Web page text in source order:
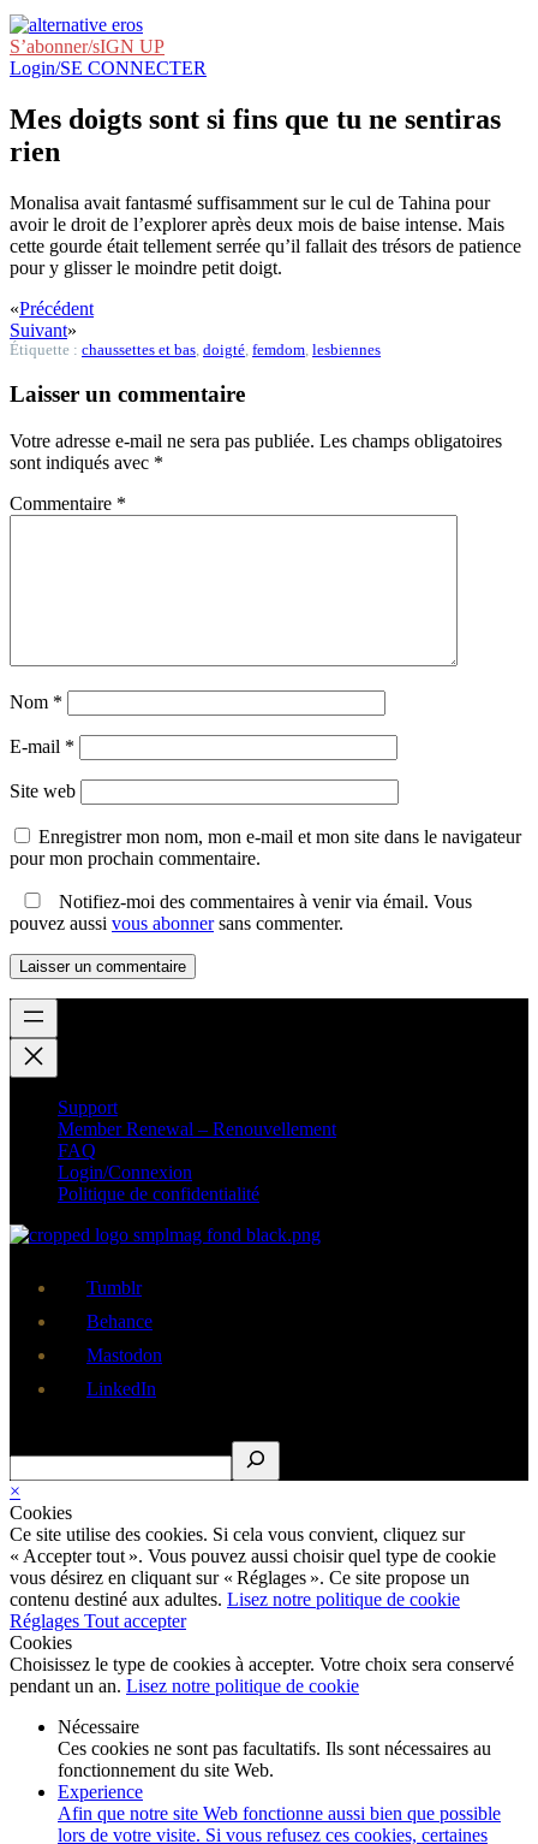
S’abonner/sIGN UP
Login/SE CONNECTER
Mes doigts sont si fins que tu ne sentiras
rien
Monalisa avait fantasmé suffisamment sur le cul de Tahina pour
avoir le droit de l’explorer après deux mois de baise intense. Mais
cette gourde était tellement serrée qu’il fallait des trésors de patience
pour y glisser le moindre petit doigt.
«Précédent
Suivant»
Étiquette : chaussettes et bas doigté femdom lesbiennes
Laisser un commentaire
Votre adresse e-mail ne sera pas publiée. Les champs obligatoires
sont indiqués avec *
Commentaire *
Nom *
E-mail *
Site web
Enregistrer mon nom, mon e-mail et mon site dans le navigateur
pour mon prochain commentaire.
Notifiez-moi des commentaires à venir via émail. Vous
pouvez aussi vous abonnersans commenter.
Support
Member Renewal – Renouvellement
FAQ
Login/Connexion
Politique de confidentialité
Tumblr
Behance
Mastodon
LinkedIn
×
Cookies
Ce site utilise des cookies. Si cela vous convient, cliquez sur
« Accepter tout ». Vous pouvez aussi choisir quel type de cookie
vous désirez en cliquant sur « Réglages ». Ce site propose un
contenu destiné aux adultes. Lisez notre politique de cookie
Réglages Tout accepter
Cookies
Choisissez le type de cookies à accepter. Votre choix sera conservé
pendant un an. Lisez notre politique de cookie
Nécessaire
Ces cookies ne sont pas facultatifs. Ils sont nécessaires au
fonctionnement du site Web.
Experience
Afin que notre site Web fonctionne aussi bien que possible
lors de votre visite. Si vous refusez ces cookies, certaines